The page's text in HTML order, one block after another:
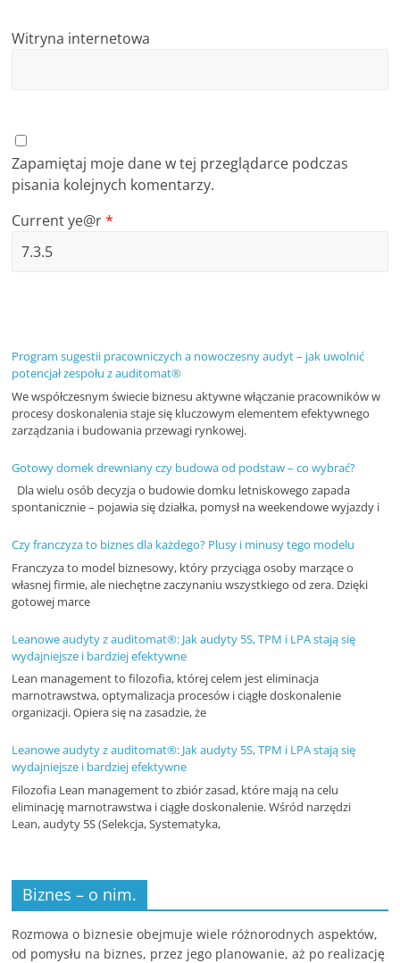
Witryna internetowa
Zapamiętaj moje dane w tej przeglądarce podczas
pisania kolejnych komentarzy.
Current ye@r*
Program sugestii pracowniczych a nowoczesny audyt – jak uwolnić
potencjał zespołu z auditomat®
We współczesnym świecie biznesu aktywne włączanie pracowników w
procesy doskonalenia staje się kluczowym elementem efektywnego
zarządzania i budowania przewagi rynkowej.
Gotowy domek drewniany czy budowa od podstaw – co wybrać?
Dla wielu osób decyzja o budowie domku letniskowego zapada
spontanicznie – pojawia się działka, pomysł na weekendowe wyjazdy i
Czy franczyza to biznes dla każdego? Plusy i minusy tego modelu
Franczyza to model biznesowy, który przyciąga osoby marzące o
własnej firmie, ale niechętne zaczynaniu wszystkiego od zera. Dzięki
gotowej marce
Leanowe audyty z auditomat®: Jak audyty 5S, TPM i LPA stają się
wydajniejsze i bardziej efektywne
Lean management to filozofia, której celem jest eliminacja
marnotrawstwa, optymalizacja procesów i ciągłe doskonalenie
organizacji. Opiera się na zasadzie, że
Leanowe audyty z auditomat®: Jak audyty 5S, TPM i LPA stają się
wydajniejsze i bardziej efektywne
Filozofia Lean management to zbiór zasad, które mają na celu
eliminację marnotrawstwa i ciągłe doskonalenie. Wśród narzędzi
Lean, audyty 5S (Selekcja, Systematyka,
Biznes – o nim.
Rozmowa o biznesie obejmuje wiele różnorodnych aspektów,
od pomysłu na biznes, przez jego planowanie, aż po realizację